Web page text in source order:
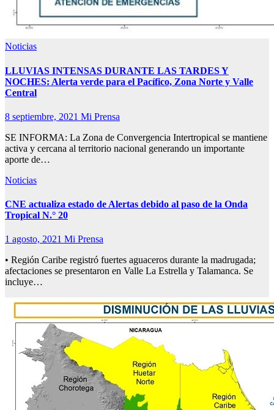
Noticias
LLUVIAS INTENSAS DURANTE LAS TARDES Y
NOCHES: Alerta verde para el Pacífico, Zona Norte y Valle
Central
8 septiembre, 2021 Mi Prensa
SE INFORMA: La Zona de Convergencia Intertropical se mantiene
activa y cercana al territorio nacional generando un importante
aporte de…
Noticias
CNE actualiza estado de Alertas debido al paso de la Onda
Tropical N.° 20
1 agosto, 2021 Mi Prensa
• Región Caribe registró fuertes aguaceros durante la madrugada;
afectaciones se presentaron en Valle La Estrella y Talamanca. Se
incluye…